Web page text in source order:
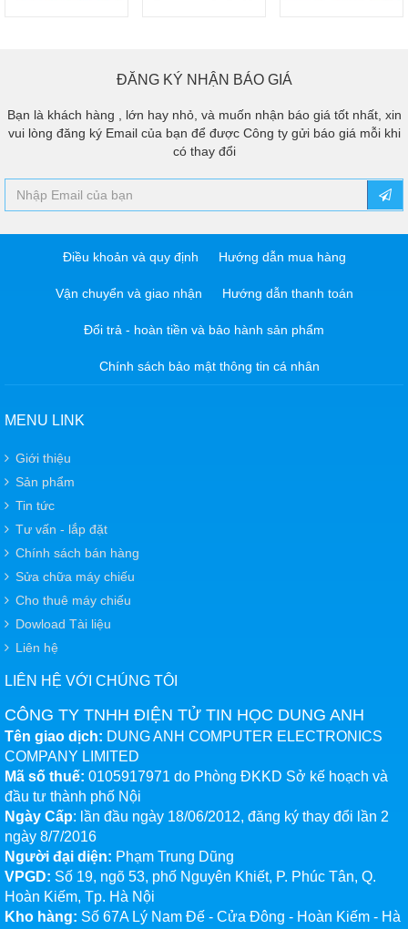
ĐĂNG KÝ NHẬN BÁO GIÁ
Bạn là khách hàng , lớn hay nhỏ, và muốn nhận báo giá tốt nhất, xin
vui lòng đăng ký Email của bạn để được Công ty gửi báo giá mỗi khi
có thay đổi
Điều khoản và quy định Hướng dẫn mua hàng
Vận chuyển và giao nhận Hướng dẫn thanh toán
Đổi trả - hoàn tiền và bảo hành sản phẩm
Chính sách bảo mật thông tin cá nhân
MENU LINK
Giới thiệu
Sản phẩm
Tin tức
Tư vấn - lắp đặt
Chính sách bán hàng
Sửa chữa máy chiếu
Cho thuê máy chiếu
Dowload Tài liệu
Liên hệ
LIÊN HỆ VỚI CHÚNG TÔI
CÔNG TY TNHH ĐIỆN TỬ TIN HỌC DUNG ANH
Tên giao dịch: DUNG ANH COMPUTER ELECTRONICS
COMPANY LIMITED
Mã số thuế: 0105917971 do Phòng ĐKKD Sở kế hoạch và
đầu tư thành phố Nội
Ngày Cấp: lần đầu ngày 18/06/2012, đăng ký thay đổi lần 2
ngày 8/7/2016
Người đại diện: Phạm Trung Dũng
VPGD: Số 19, ngõ 53, phố Nguyên Khiết, P. Phúc Tân, Q.
Hoàn Kiếm, Tp. Hà Nội
Kho hàng: Số 67A Lý Nam Đế - Cửa Đông - Hoàn Kiếm - Hà